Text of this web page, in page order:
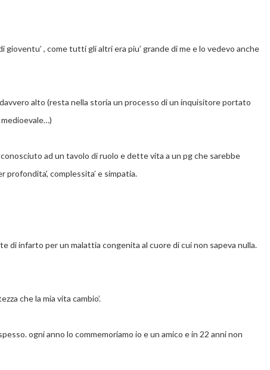
gioventu’ , come tutti gli altri era piu’ grande di me e lo vedevo anche
alto (resta nella storia un processo di un inquisitore portato
ad un tavolo di ruolo e dette vita a un pg che sarebbe
complessita’ e simpatia.
di infarto per un malattia congenita al cuore di cui non sapeva nulla.
che la mia vita cambio’.
ogni anno lo commemoriamo io e un amico e in 22 anni non